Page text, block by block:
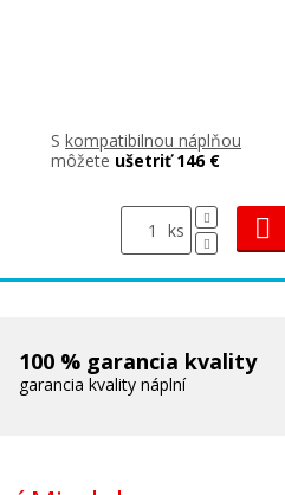
S kompatibilnou náplňou
môžete ušetriť 146 €
ks
100 % garancia kvality
garancia kvality náplní